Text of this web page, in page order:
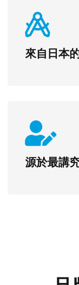
來自日本
源於最講